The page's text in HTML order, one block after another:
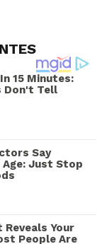
15 Minutes:
Don't Tell
Say
Just Stop
Your
People Are